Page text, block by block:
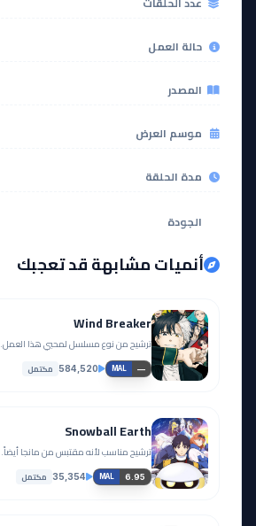
حالة العمل
المصدر
موسم العرض
مدة الحلقة
الجودة
أنميات مشابهة قد تعجبك
Wind Breaker
ترشيح من نوع مسلسل لمحبي هذا العمل.
MAL —
584,520 مكتمل
Snowball Earth
ترشيح مناسب لأنه مقتبس من مانجا أيضاً.
MAL 6.95
35,354 مكتمل